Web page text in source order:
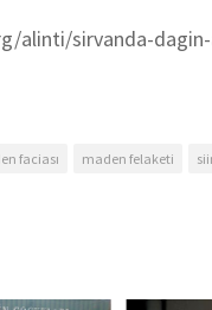
alinti/sirvanda-
faciası maden felaketi